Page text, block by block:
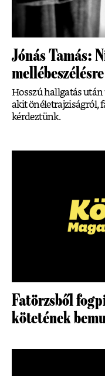
Jónás Tamás:
Hosszú hallgatás után
akit önéletrajziságról,
kérdeztünk.
Fatörzsből
kötetének